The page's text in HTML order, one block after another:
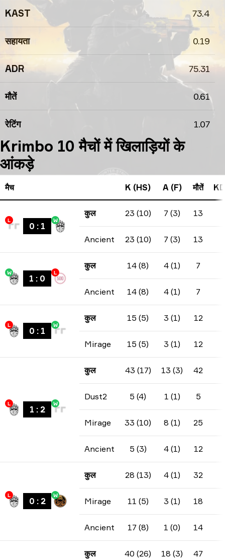
KAST 73.4
सहायता 0.19
ADR 75.31
मौतें 0.61
रेटिंग 1.07
Krimbo 10 मैचों में खिलाड़ियों के
आंकड़े
मैच K (HS) A (F) मौतें
L
0 : 1
W
कुल 23 (10) 7 (3) 13
Ancient 23 (10) 7 (3) 13
W
1 : 0
L
कुल 14 (8) 4 (1) 7
Ancient 14 (8) 4 (1) 7
L
0 : 1
W
कुल 15 (5) 3 (1) 12
Mirage 15 (5) 3 (1) 12
L
1 : 2
W
कुल 43 (17) 13 (3) 42
Dust2 5 (4) 1 (1) 5
Mirage 33 (10) 8 (1) 25
Ancient 5 (3) 4 (1) 12
L
0 : 2
W
कुल 28 (13) 4 (1) 32
Mirage 11 (5) 3 (1) 18
Ancient 17 (8) 1 (0) 14
कुल 40 (26) 18 (3) 47